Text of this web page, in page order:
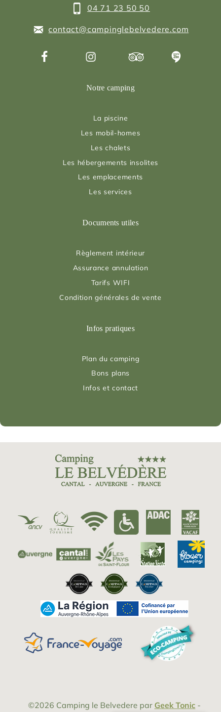
04 71 23 50 50
contact@campinglebelvedere.com
Notre camping
La piscine
Les mobil-homes
Les chalets
Les hébergements insolites
Les emplacements
Les services
Documents utiles
Règlement intérieur
Assurance annulation
Tarifs WIFI
Condition générales de vente
Infos pratiques
Plan du camping
Bons plans
Infos et contact
©2026 Camping le Belvedere par Geek Tonic-